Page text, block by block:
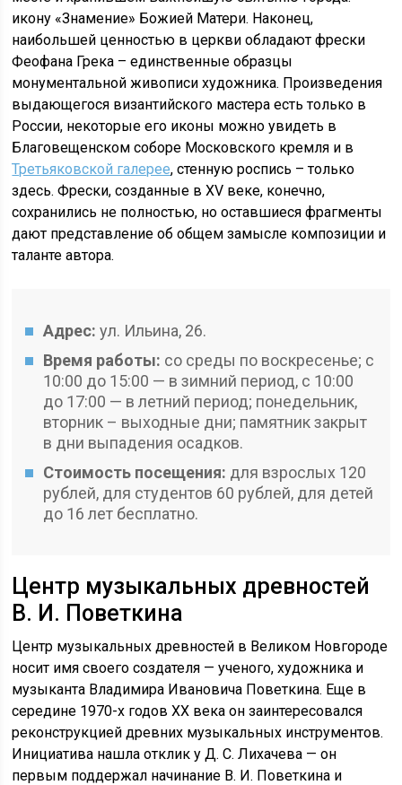
икону «Знамение» Божией Матери. Наконец,
наибольшей ценностью в церкви обладают фрески
Феофана Грека – единственные образцы
монументальной живописи художника. Произведения
выдающегося византийского мастера есть только в
России, некоторые его иконы можно увидеть в
Благовещенском соборе Московского кремля и в
Третьяковской галерее, стенную роспись – только
здесь. Фрески, созданные в XV веке, конечно,
сохранились не полностью, но оставшиеся фрагменты
дают представление об общем замысле композиции и
таланте автора.
Адрес: ул. Ильина, 26.
Время работы: со среды по воскресенье; с
10:00 до 15:00 — в зимний период, с 10:00
до 17:00 — в летний период; понедельник,
вторник – выходные дни; памятник закрыт
в дни выпадения осадков.
Стоимость посещения: для взрослых 120
рублей, для студентов 60 рублей, для детей
до 16 лет бесплатно.
Центр музыкальных древностей
В. И. Поветкина
Центр музыкальных древностей в Великом Новгороде
носит имя своего создателя — ученого, художника и
музыканта Владимира Ивановича Поветкина. Еще в
середине 1970-х годов XX века он заинтересовался
реконструкцией древних музыкальных инструментов.
Инициатива нашла отклик у Д. С. Лихачева — он
первым поддержал начинание В. И. Поветкина и